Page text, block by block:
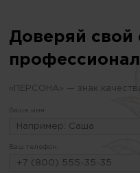
Доверяй свой
«ПЕРСОНА» — знак
Ваше имя:
Ваш телефон: